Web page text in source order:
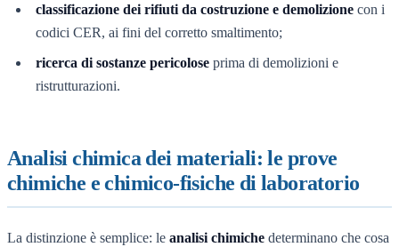
classificazione dei rifiuti da costruzione e demolizione con i
codici CER, ai fini del corretto smaltimento;
ricerca di sostanze pericolose prima di demolizioni e
ristrutturazioni.
Analisi chimica dei materiali: le prove
chimiche e chimico-fisiche di laboratorio
La distinzione è semplice: le analisi chimiche determinano che cosa